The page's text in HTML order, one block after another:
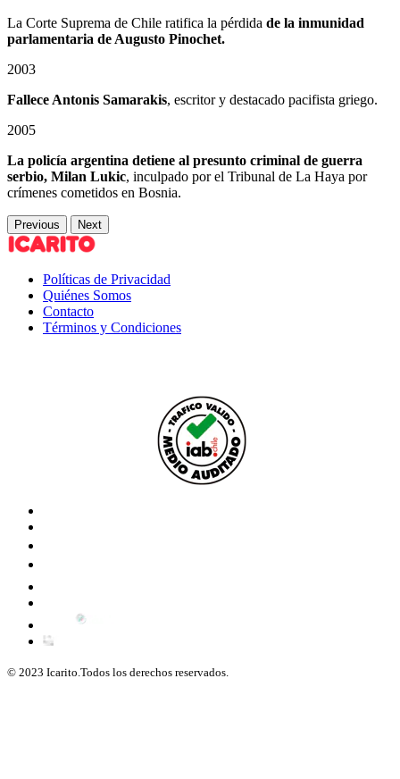
La Corte Suprema de Chile ratifica la pérdida de la inmunidad
parlamentaria de Augusto Pinochet.
2003
Fallece Antonis Samarakis, escritor y destacado pacifista griego.
2005
La policía argentina detiene al presunto criminal de guerra
serbio, Milan Lukic, inculpado por el Tribunal de La Haya por
crímenes cometidos en Bosnia.
Previous Next
Políticas de Privacidad
Quiénes Somos
Contacto
Términos y Condiciones
© 2023 Icarito.Todos los derechos reservados.